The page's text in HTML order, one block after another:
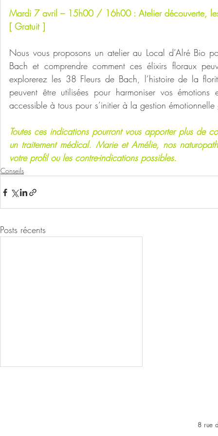
Mardi 7 avril – 15h00 / 16h00 : Atelier découverte,
[ Gratuit ]
Nous vous proposons un atelier au Local d’Alré Bio
Bach et comprendre comment ces élixirs floraux
explorerez les 38 Fleurs de Bach, l’histoire de la
peuvent être utilisées pour harmoniser vos
accessible à tous pour s’initier à la gestion
Toutes ces indications pourront vous apporter plus de
un traitement médical. Marie et Amélie, nos
votre profil ou les contre-indications possibles.
Conseils
Posts récents
8 rue